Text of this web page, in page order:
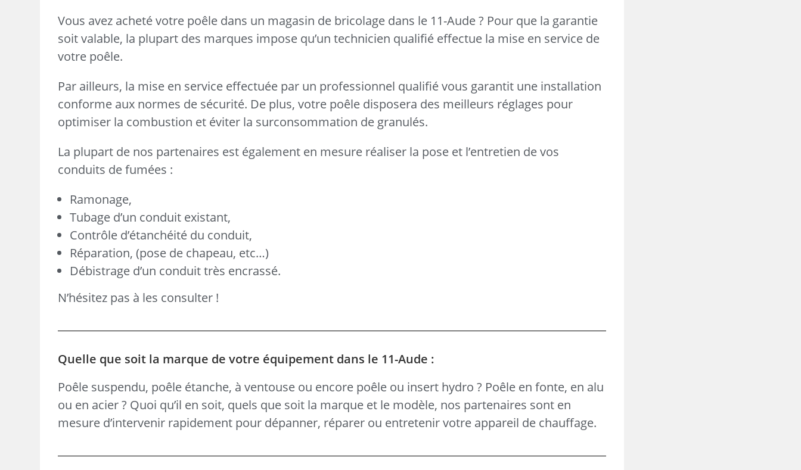
Vous avez acheté votre poêle dans un magasin de bricolage dans le 11-Aude ? Pour que la garantie
soit valable, la plupart des marques impose qu’un technicien qualifié effectue la mise en service de
votre poêle.
Par ailleurs, la mise en service effectuée par un professionnel qualifié vous garantit une installation
conforme aux normes de sécurité. De plus, votre poêle disposera des meilleurs réglages pour
optimiser la combustion et éviter la surconsommation de granulés.
La plupart de nos partenaires est également en mesure réaliser la pose et l’entretien de vos
conduits de fumées :
Ramonage,
Tubage d’un conduit existant,
Contrôle d’étanchéité du conduit,
Réparation, (pose de chapeau, etc…)
Débistrage d’un conduit très encrassé.
N’hésitez pas à les consulter !
Quelle que soit la marque de votre équipement dans le 11-Aude :
Poêle suspendu, poêle étanche, à ventouse ou encore poêle ou insert hydro ? Poêle en fonte, en alu
ou en acier ? Quoi qu’il en soit, quels que soit la marque et le modèle, nos partenaires sont en
mesure d’intervenir rapidement pour dépanner, réparer ou entretenir votre appareil de chauffage.